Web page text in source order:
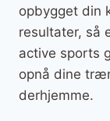
opbygget din
resultater, så
active sports
opnå dine
derhjemme.